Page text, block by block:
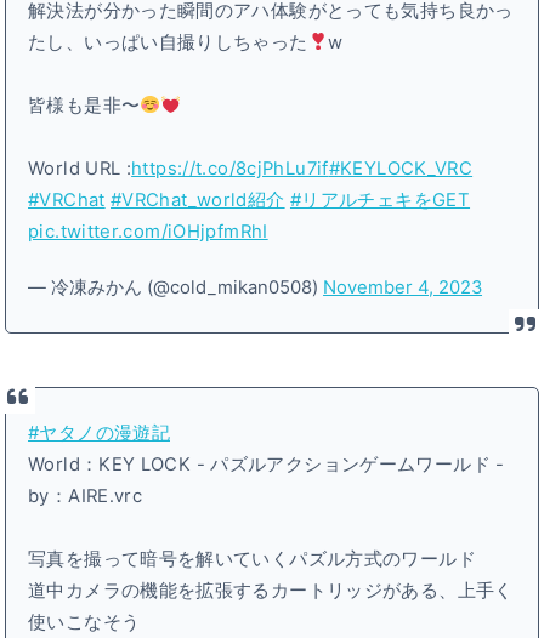
解決法が分かった瞬間のアハ体験がとっても気持ち良かっ
たし、いっぱい自撮りしちゃった
w
皆様も是非〜
World URL :https://t.co/8cjPhLu7if#KEYLOCK_VRC
#VRChat #VRChat_world紹介 #リアルチェキをGET
pic.twitter.com/iOHjpfmRhI
— 冷凍みかん (@cold_mikan0508) November 4, 2023
#ヤタノの漫遊記
World：KEY LOCK - パズルアクションゲームワールド -
by：AIRE․vrc
写真を撮って暗号を解いていくパズル方式のワールド
道中カメラの機能を拡張するカートリッジがある、上手く
使いこなそう